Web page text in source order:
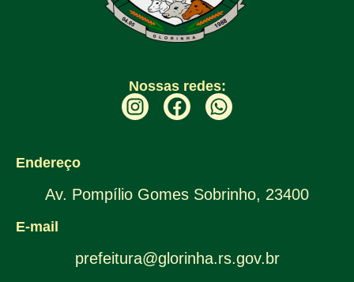
Nossas redes:
Endereço
Av. Pompílio Gomes Sobrinho, 23400
E-mail
prefeitura@glorinha.rs.gov.br